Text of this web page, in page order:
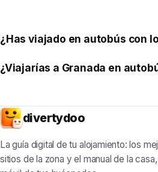
¿Has viajado en autobús con
¿Viajarías a Granada en
divertydoo
La guía digital de tu alojamiento: los
sitios de la zona y el manual de la